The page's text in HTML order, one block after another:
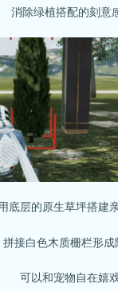
除绿植搭配的刻意
层的原生草坪搭建
白色木质栅栏形成
可以和宠物自在嬉